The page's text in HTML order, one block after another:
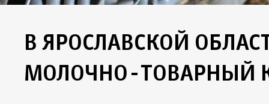
В ЯРОСЛАВСКОЙ
МОЛОЧНО-ТОВАРНЫЙ